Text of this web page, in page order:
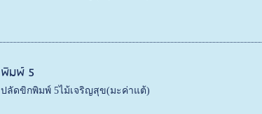
พิมพ์ 5
ปลัดขิกพิมพ์ 5ไม้เจริญสุข(มะค่าแต้)